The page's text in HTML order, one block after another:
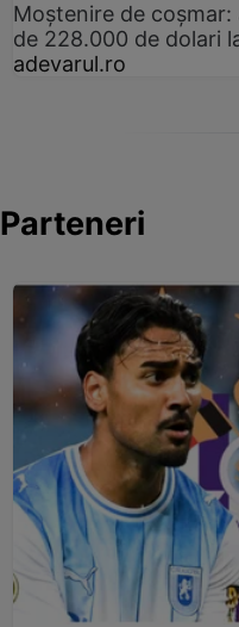
Moștenire de
de 228.000 de dolari
adevarul.ro
Parteneri